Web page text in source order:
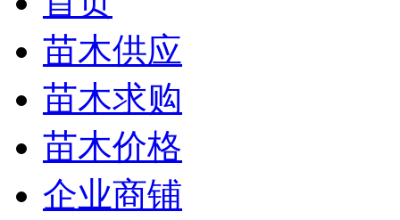
苗木供应
苗木求购
苗木价格
企业商铺